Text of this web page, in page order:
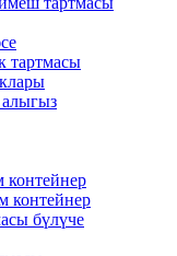
тартмасы
контейнер
контейнер
бүлүче